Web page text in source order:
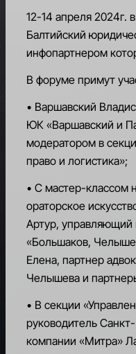
И
ОБРАЗОВАТЕЛЬНЫЙ
ЦЕНТР
АССОЦИАЦИИ
КОНТАКТЫ
12-14 апреля 2024г.
Балтийский
инфопартнером
В форуме примут
• Варшавский
ЮК «Варшавский и
модератором в
право и логистика»;
• С мастер-классом
ораторское
Артур, управляющий
«Большаков,
Елена, партнер
Челышева и
• В секции
руководитель
компании «Митра»